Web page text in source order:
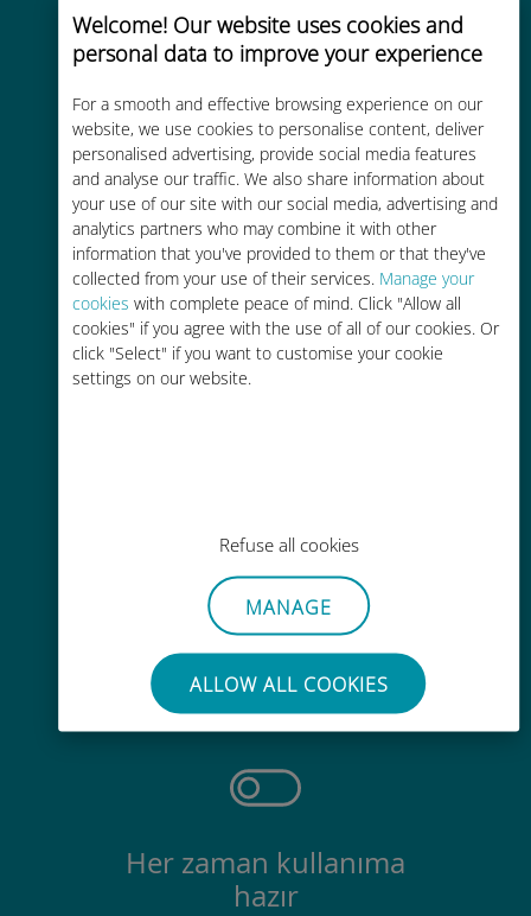
Welcome! Our website uses cookies and
personal data to improve your experience
For a smooth and effective browsing experience on our
website, we use cookies to personalise content, deliver
personalised advertising, provide social media features
and analyse our traffic. We also share information about
your use of our site with our social media, advertising and
analytics partners who may combine it with other
information that you've provided to them or that they've
collected from your use of their services. Manage your
cookies with complete peace of mind. Click "Allow all
cookies" if you agree with the use of all of our cookies. Or
click "Select" if you want to customise your cookie
settings on our website.
Refuse all cookies
MANAGE
ALLOW ALL COOKIES
Uygun maliyetli
Mevcut operatörünüzle dolaşım
ücretlerinden %90'a kadar daha
ucuz
Kolay doldurma
Zahmetsiz
Mevcut SIM kartınızı çıkarmanıza
gerek yok
Her zaman kullanıma
hazır